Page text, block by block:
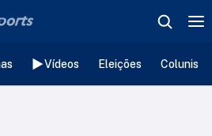
Vídeos Eleições